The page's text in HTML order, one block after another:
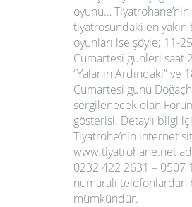
oyunu…
tiyatrosundaki en
oyunları ise şöyle; 11-
Cumartesi günleri saat
“Yalanın Ardındaki” ve
Cumartesi günü
sergilenecek olan
gösterisi. Detaylı bilgi
Tiyatrohe’nin internet
www.tiyatrohane.net
0232 422 2631 – 0507
numaralı telefonlardan
mümkündür.